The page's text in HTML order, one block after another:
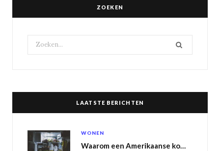
ZOEKEN
Search
for:
LAATSTE BERICHTEN
WONEN
Waarom een Amerikaanse koelkast je keuken transformeert